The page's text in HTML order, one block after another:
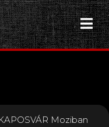
Moziban